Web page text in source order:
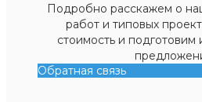
Подробно расскажем о
работ и типовых
стоимость и подготовим
Обратная связь